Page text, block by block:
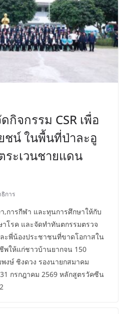
จกรรม CSR เพื่อ
ชน์ ในพื้นที่ป่าละอู
ระเวนชายแดน
การ
,การกีฬา และทุนการศึกษาให้กับ
าโรค และจัดทำทันตกรรมตรวจ
ะพี่น้องประชาชนที่ขาดโอกาสใน
ให้แก่ชาวบ้านยากจน 150
งษ์ ชิงดวง รองนายกสมาคม
31 กรกฎาคม 2569 หลักสูตรวัคซีน